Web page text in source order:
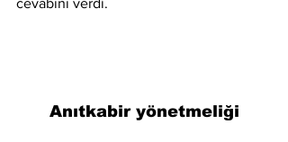
cevabını verdi.
Anıtkabir yönetmeliği